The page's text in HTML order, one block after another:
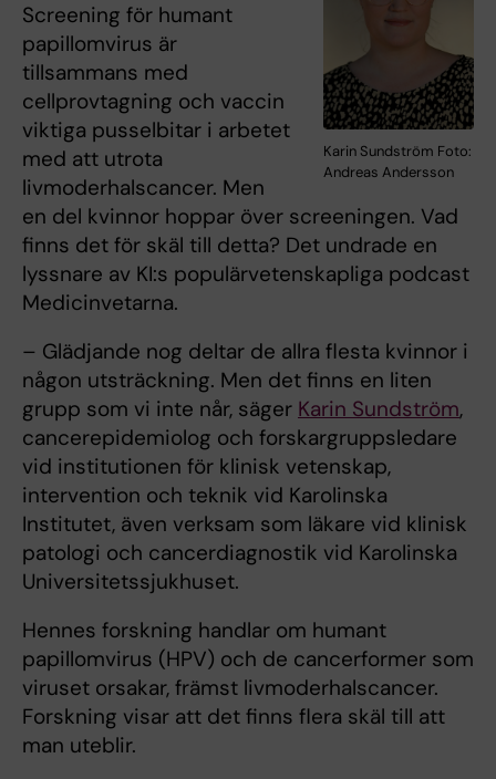
Karin Sundström Foto:
Andreas Andersson
Screening för humant
papillomvirus är
tillsammans med
cellprovtagning och vaccin
viktiga pusselbitar i arbetet
med att utrota
livmoderhalscancer. Men
en del kvinnor hoppar över screeningen. Vad
finns det för skäl till detta? Det undrade en
lyssnare av KI:s populärvetenskapliga podcast
Medicinvetarna.
– Glädjande nog deltar de allra flesta kvinnor i
någon utsträckning. Men det finns en liten
grupp som vi inte når, säger Karin Sundström,
cancerepidemiolog och forskargruppsledare
vid institutionen för klinisk vetenskap,
intervention och teknik vid Karolinska
Institutet, även verksam som läkare vid klinisk
patologi och cancerdiagnostik vid Karolinska
Universitetssjukhuset.
Hennes forskning handlar om humant
papillomvirus (HPV) och de cancerformer som
viruset orsakar, främst livmoderhalscancer.
Forskning visar att det finns flera skäl till att
man uteblir.